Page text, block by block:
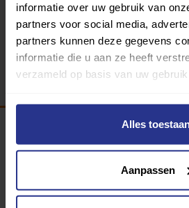
informatie over uw gebruik van
partners voor social media,
partners kunnen deze gegevens
informatie die u aan ze heeft
verzameld op basis van uw
Alles
Aanpassen
Programma van: